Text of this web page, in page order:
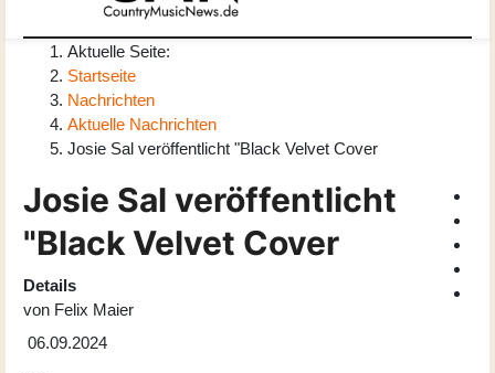
Aktuelle Seite:
Startseite
Nachrichten
Aktuelle Nachrichten
Josie Sal veröffentlicht "Black Velvet Cover
Josie Sal veröffentlicht
"Black Velvet Cover
Details
von Felix Maier
06.09.2024